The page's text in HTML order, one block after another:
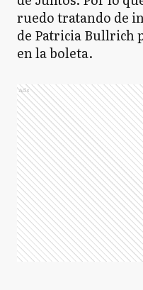
ruedo tratando de
de Patricia Bullrich
en la boleta.
Ads